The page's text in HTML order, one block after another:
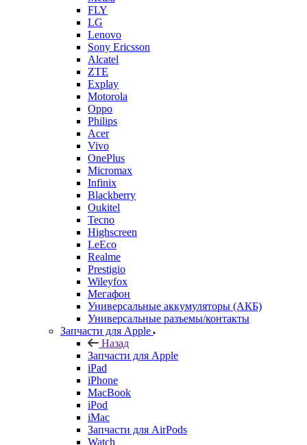
FLY
LG
Lenovo
Sony Ericsson
Alcatel
ZTE
Explay
Motorola
Oppo
Philips
Acer
Vivo
OnePlus
Micromax
Infinix
Blackberry
Oukitel
Tecno
Highscreen
LeEco
Realme
Prestigio
Wileyfox
Мегафон
Универсальные аккумуляторы (АКБ)
Универсальные разъемы/контакты
Запчасти для Apple
Назад
Запчасти для Apple
iPad
iPhone
MacBook
iPod
iMac
Запчасти для AirPods
Watch